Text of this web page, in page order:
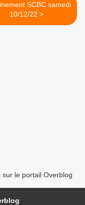
SCBC samedi
10/12/22 >
le portail Overblog